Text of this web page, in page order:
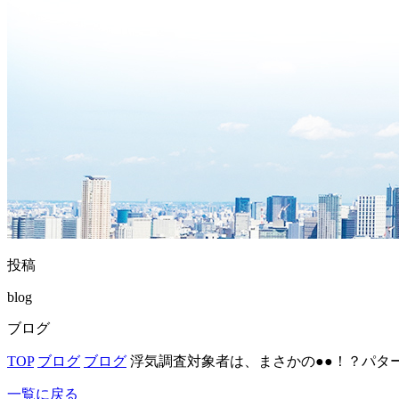
投稿
blog
ブログ
TOP ブログ ブログ 浮気調査対象者は、まさかの●●！？パタ
一覧に戻る